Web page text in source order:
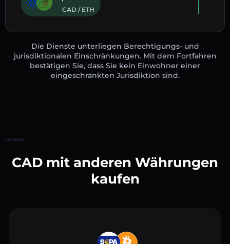
CAD / ETH
Die Dienste unterliegen Berechtigungs- und
jurisdiktionalen Einschränkungen. Mit dem Fortfahren
bestätigen Sie, dass Sie kein Einwohner einer
eingeschränkten Jurisdiktion sind.
Startseite
CAD mit anderen Währungen
kaufen